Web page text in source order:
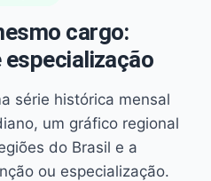
cargo:
série histórica mensal
um gráfico regional
do Brasil e a
ou especialização.